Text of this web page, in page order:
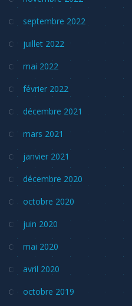
septembre 2022
juillet 2022
mai 2022
février 2022
décembre 2021
mars 2021
janvier 2021
décembre 2020
octobre 2020
juin 2020
mai 2020
avril 2020
octobre 2019